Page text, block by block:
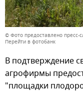
© Фото предоставлено
Перейти в фотобанк
В подтверждение
агрофирмы
"площадки